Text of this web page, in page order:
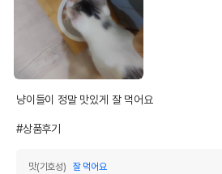
냥이들이 정말 맛있게 잘 먹어요
#상품후기
맛(기호성)
잘 먹어요